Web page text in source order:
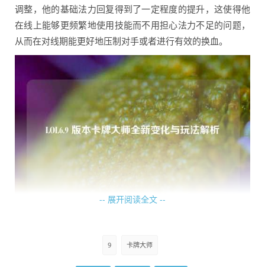
调整，他的基础法力回复得到了一定程度的提升，这使得他
在线上能够更频繁地使用技能而不用担心法力不足的问题，
从而在对线期能更好地压制对手或者进行有效的换血。
牌在清兵和消耗敌人时更加得心应手，玩家可以根据实际情
-- 展开阅读全文 --
9 卡牌大师